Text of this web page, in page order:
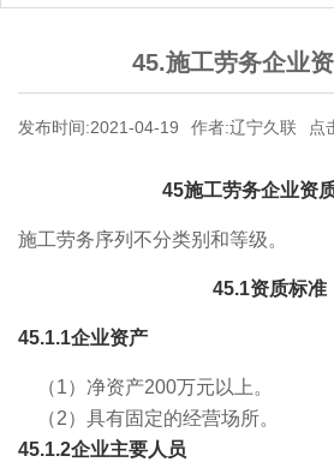
45.施工劳务企业
发布时间:2021-04-19 作者:辽宁久联 点
45施工劳务企业资
施工劳务序列不分类别和等级。
45.1资质标准
45.1.1企业资产
（1）净资产200万元以上。
（2）具有固定的经营场所。
45.1.2企业主要人员